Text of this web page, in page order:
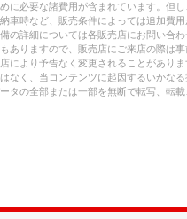
に必要な諸費用が含まれています。但
車時など、販売条件によっては追加費
の詳細については各販売店にお問い合わ
ありますので、販売店にご来店の際は
により予告なく変更されることがあり
なく、当コンテンツに起因するいかなる
タの全部または一部を無断で転写、転載